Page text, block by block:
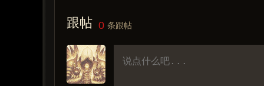
跟帖 0 条跟帖